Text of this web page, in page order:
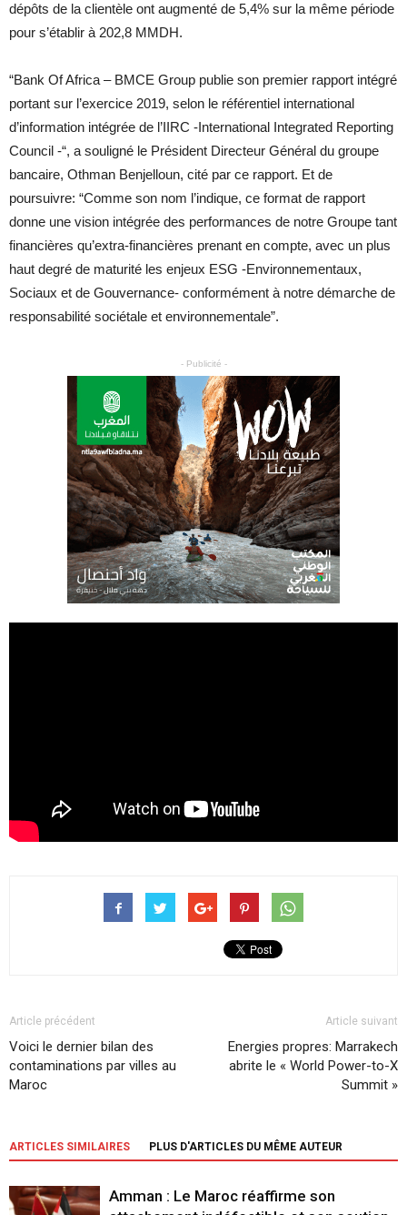
dépôts de la clientèle ont augmenté de 5,4% sur la même période
pour s’établir à 202,8 MMDH.
“Bank Of Africa – BMCE Group publie son premier rapport intégré
portant sur l’exercice 2019, selon le référentiel international
d’information intégrée de l’IIRC -International Integrated Reporting
Council -“, a souligné le Président Directeur Général du groupe
bancaire, Othman Benjelloun, cité par ce rapport. Et de
poursuivre: “Comme son nom l’indique, ce format de rapport
donne une vision intégrée des performances de notre Groupe tant
financières qu’extra-financières prenant en compte, avec un plus
haut degré de maturité les enjeux ESG -Environnementaux,
Sociaux et de Gouvernance- conformément à notre démarche de
responsabilité sociétale et environnementale”.
- Publicité -
Article précédent
Voici le dernier bilan des
contaminations par villes au
Maroc
Article suivant
Energies propres: Marrakech
abrite le « World Power-to-X
Summit »
ARTICLES SIMILAIRES PLUS D'ARTICLES DU MÊME AUTEUR
Amman : Le Maroc réaffirme son